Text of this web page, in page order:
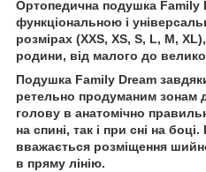
Ортопедична подушка Family
функціональною і
розмірах (XXS, XS, S, L, M,
родини, від малого до
Подушка Family Dream
ретельно продуманим зонам
голову в анатомічно
на спині, так і при сні на
вважається розміщення
в пряму лінію.